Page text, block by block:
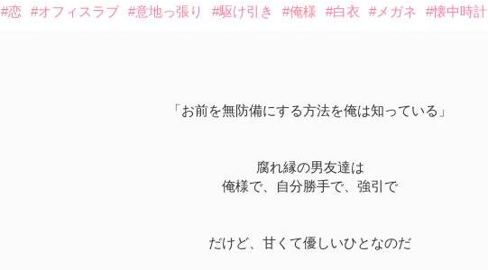
#恋 #オフィスラブ #意地っ張り #駆け引き #俺様 #白衣 #メガネ #懐中時計
「お前を無防備にする方法を俺は知っている」
腐れ縁の男友達は
俺様で、自分勝手で、強引で
だけど、甘くて優しいひとなのだ